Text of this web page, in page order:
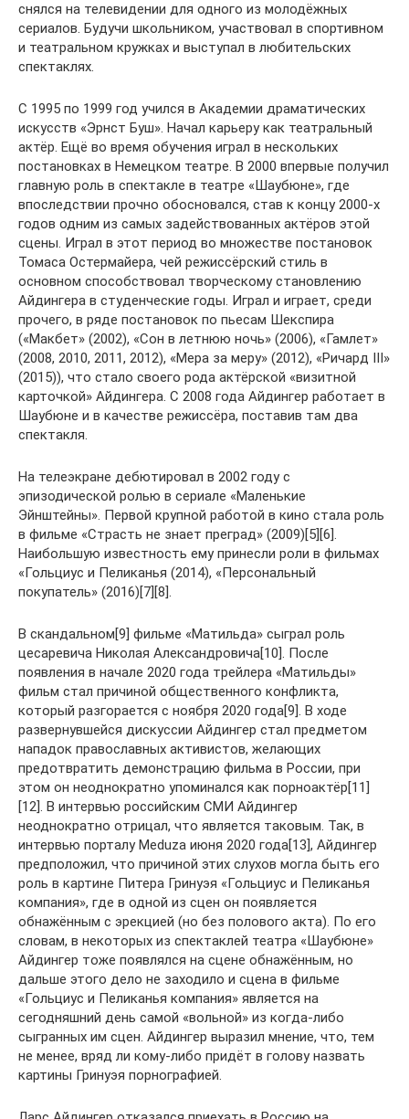
снялся на телевидении для одного из молодёжных
сериалов. Будучи школьником, участвовал в спортивном
и театральном кружках и выступал в любительских
спектаклях.
С 1995 по 1999 год учился в Академии драматических
искусств «Эрнст Буш». Начал карьеру как театральный
актёр. Ещё во время обучения играл в нескольких
постановках в Немецком театре. В 2000 впервые получил
главную роль в спектакле в театре «Шаубюне», где
впоследствии прочно обосновался, став к концу 2000-х
годов одним из самых задействованных актёров этой
сцены. Играл в этот период во множестве постановок
Томаса Остермайера, чей режиссёрский стиль в
основном способствовал творческому становлению
Айдингера в студенческие годы. Играл и играет, среди
прочего, в ряде постановок по пьесам Шекспира
(«Макбет» (2002), «Сон в летнюю ночь» (2006), «Гамлет»
(2008, 2010, 2011, 2012), «Мера за меру» (2012), «Ричард III»
(2015)), что стало своего рода актёрской «визитной
карточкой» Айдингера. С 2008 года Айдингер работает в
Шаубюне и в качестве режиссёра, поставив там два
спектакля.
На телеэкране дебютировал в 2002 году с
эпизодической ролью в сериале «Маленькие
Эйнштейны». Первой крупной работой в кино стала роль
в фильме «Страсть не знает преград» (2009)[5][6].
Наибольшую известность ему принесли роли в фильмах
«Гольциус и Пеликанья (2014), «Персональный
покупатель» (2016)[7][8].
В скандальном[9] фильме «Матильда» сыграл роль
цесаревича Николая Александровича[10]. После
появления в начале 2020 года трейлера «Матильды»
фильм стал причиной общественного конфликта,
который разгорается с ноября 2020 года[9]. В ходе
развернувшейся дискуссии Айдингер стал предметом
нападок православных активистов, желающих
предотвратить демонстрацию фильма в России, при
этом он неоднократно упоминался как порноактёр[11]
[12]. В интервью российским СМИ Айдингер
неоднократно отрицал, что является таковым. Так, в
интервью порталу Meduza июня 2020 года[13], Айдингер
предположил, что причиной этих слухов могла быть его
роль в картине Питера Гринуэя «Гольциус и Пеликанья
компания», где в одной из сцен он появляется
обнажённым с эрекцией (но без полового акта). По его
словам, в некоторых из спектаклей театра «Шаубюне»
Айдингер тоже появлялся на сцене обнажённым, но
дальше этого дело не заходило и сцена в фильме
«Гольциус и Пеликанья компания» является на
сегодняшний день самой «вольной» из когда-либо
сыгранных им сцен. Айдингер выразил мнение, что, тем
не менее, вряд ли кому-либо придёт в голову назвать
картины Гринуэя порнографией.